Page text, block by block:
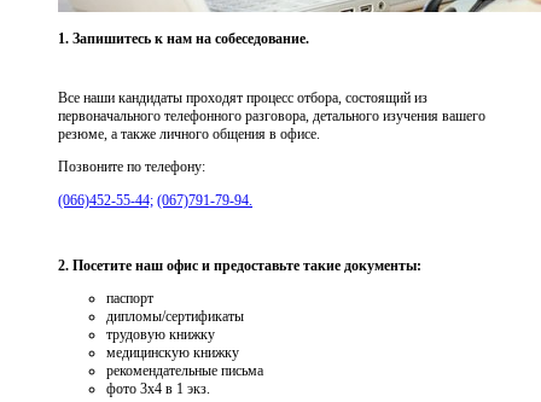
1. Запишитесь к нам на собеседование.
Все наши кандидаты проходят процесс отбора, состоящий из
первоначального телефонного разговора, детального изучения вашего
резюме, а также личного общения в офисе.
Позвоните по телефону:
(066)452-55-44; (067)791-79-94.
2. Посетите наш офис и предоставьте такие документы:
паспорт
дипломы/сертификаты
трудовую книжку
медицинскую книжку
рекомендательные письма
фото 3х4 в 1 экз.